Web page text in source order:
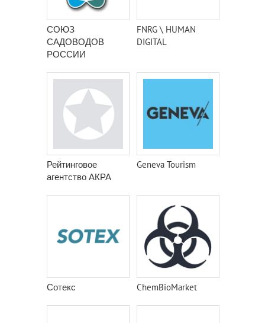
СОЮЗ
САДОВОДОВ
РОССИИ
FNRG \ HUMAN
DIGITAL
Рейтинговое
агентство АКРА
Geneva Tourism
Сотекс ChemBioMarket